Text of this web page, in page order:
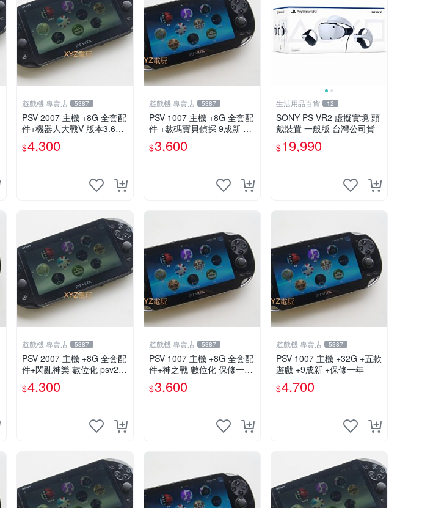
遊戲機 專賣店 5387
PSV 2007 主機 +8G 全套配
件+機器人大戰V 版本3.69 P
$4,300
遊戲機 專賣店 5387
PSV 1007 主機 +8G 全套配
件 +數碼寶貝偵探 9成新 保
修一年 品質有保障
$3,600
生活用品百貨 12
SONY PS VR2 虛擬實境 頭
戴裝置 一般版 台灣公司貨
$19,990
遊戲機 專賣店 5387
PSV 2007 主機 +8G 全套配
件+閃亂神樂 數位化 psv200
7主機
$4,300
遊戲機 專賣店 5387
PSV 1007 主機 +8G 全套配
件+神之戰 數位化 保修一年
品質有保障 psvita
$3,600
遊戲機 專賣店 5387
PSV 1007 主機 +32G +五款
遊戲 +9成新 +保修一年
$4,700